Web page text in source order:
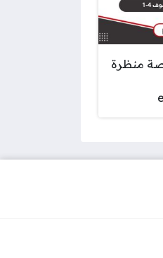
منظرة